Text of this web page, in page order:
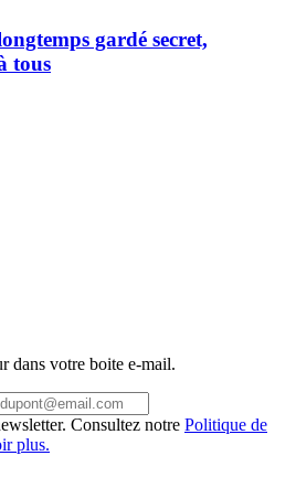
gardé secret,
tous
dans votre boite e-mail.
Consultez notre Politique de
plus.